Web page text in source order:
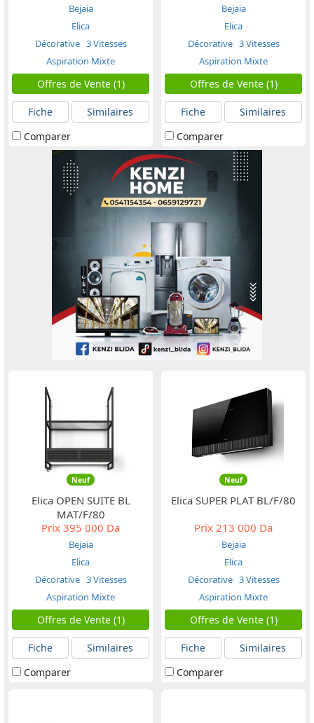
Bejaia
Elica
Décorative 3 Vitesses
Aspiration Mixte
Offres de Vente (1)
Fiche
Similaires
Comparer
Bejaia
Elica
Décorative 3 Vitesses
Aspiration Mixte
Offres de Vente (1)
Fiche
Similaires
Comparer
Neuf
Elica OPEN SUITE BL
MAT/F/80
Prix 395 000 Da
Bejaia
Elica
Décorative 3 Vitesses
Aspiration Mixte
Offres de Vente (1)
Fiche
Similaires
Comparer
Neuf
Elica SUPER PLAT BL/F/80
Prix 213 000 Da
Bejaia
Elica
Décorative 3 Vitesses
Aspiration Mixte
Offres de Vente (1)
Fiche
Similaires
Comparer